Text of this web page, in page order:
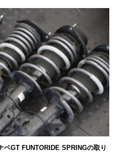
ベGT FUNTORIDE SPRINGの取り